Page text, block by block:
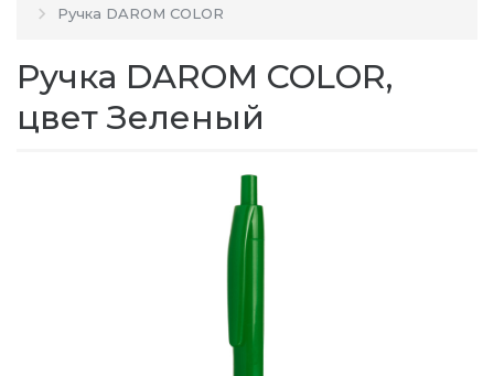
Ручка DAROM COLOR
Ручка DAROM COLOR,
цвет Зеленый